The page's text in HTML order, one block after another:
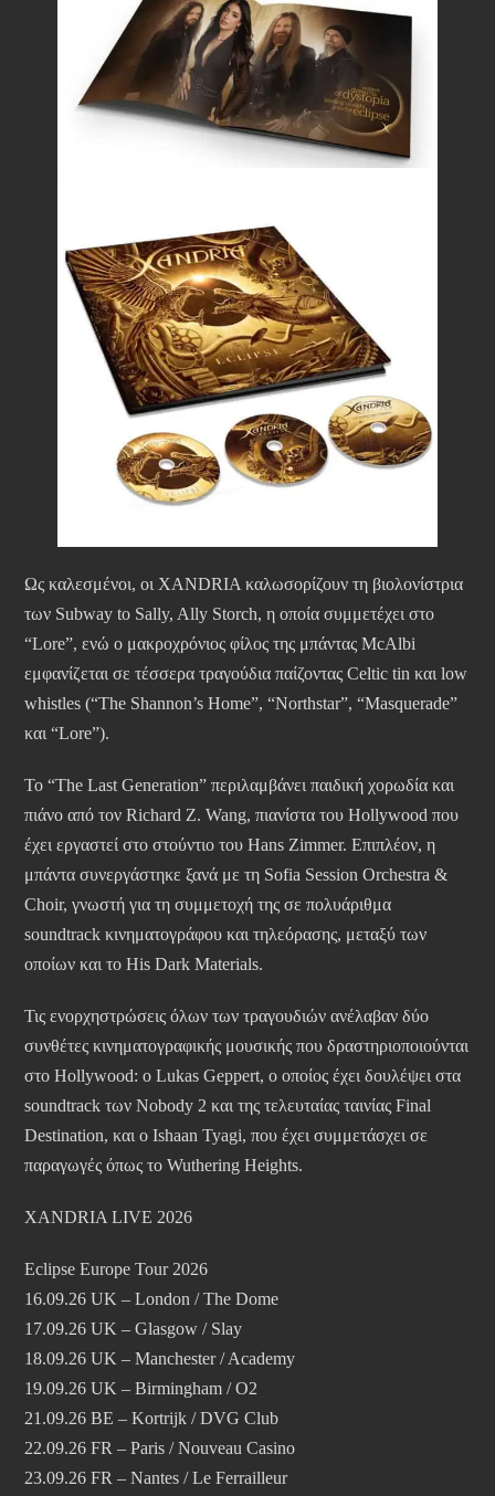
Ως καλεσμένοι, οι XANDRIA καλωσορίζουν τη βιολονίστρια
των Subway to Sally, Ally Storch, η οποία συμμετέχει στο
“Lore”, ενώ ο μακροχρόνιος φίλος της μπάντας McAlbi
εμφανίζεται σε τέσσερα τραγούδια παίζοντας Celtic tin και low
whistles (“The Shannon’s Home”, “Northstar”, “Masquerade”
και “Lore”).
Το “The Last Generation” περιλαμβάνει παιδική χορωδία και
πιάνο από τον Richard Z. Wang, πιανίστα του Hollywood που
έχει εργαστεί στο στούντιο του Hans Zimmer. Επιπλέον, η
μπάντα συνεργάστηκε ξανά με τη Sofia Session Orchestra &
Choir, γνωστή για τη συμμετοχή της σε πολυάριθμα
soundtrack κινηματογράφου και τηλεόρασης, μεταξύ των
οποίων και το His Dark Materials.
Τις ενορχηστρώσεις όλων των τραγουδιών ανέλαβαν δύο
συνθέτες κινηματογραφικής μουσικής που δραστηριοποιούνται
στο Hollywood: ο Lukas Geppert, ο οποίος έχει δουλέψει στα
soundtrack των Nobody 2 και της τελευταίας ταινίας Final
Destination, και ο Ishaan Tyagi, που έχει συμμετάσχει σε
παραγωγές όπως το Wuthering Heights.
XANDRIA LIVE 2026
Eclipse Europe Tour 2026
16.09.26 UK – London / The Dome
17.09.26 UK – Glasgow / Slay
18.09.26 UK – Manchester / Academy
19.09.26 UK – Birmingham / O2
21.09.26 BE – Kortrijk / DVG Club
22.09.26 FR – Paris / Nouveau Casino
23.09.26 FR – Nantes / Le Ferrailleur